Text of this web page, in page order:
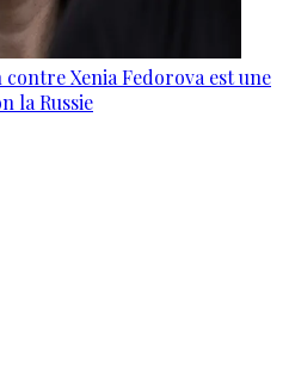
Xenia Fedorova est une
la Russie